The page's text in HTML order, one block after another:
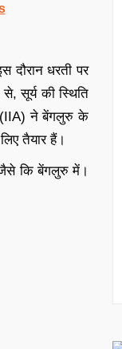
दौरान धरती पर
सूर्य की स्थिति
(IIA) ने बेंगलुरु के
तैयार हैं।
जैसे कि बेंगलुरु में।